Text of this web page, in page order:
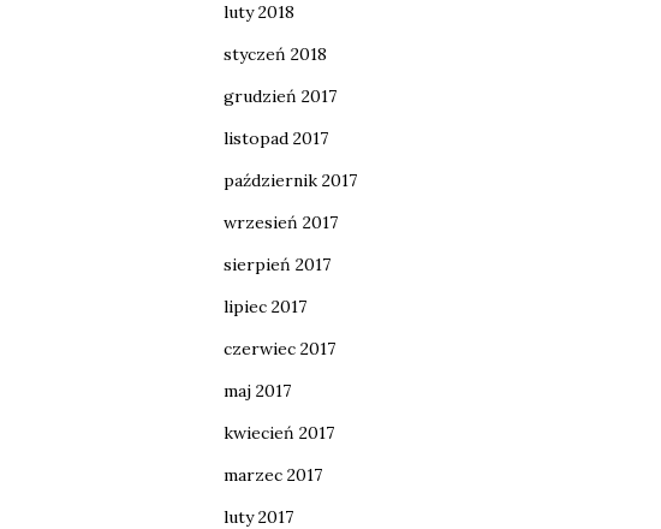
luty 2018
styczeń 2018
grudzień 2017
listopad 2017
październik 2017
wrzesień 2017
sierpień 2017
lipiec 2017
czerwiec 2017
maj 2017
kwiecień 2017
marzec 2017
luty 2017